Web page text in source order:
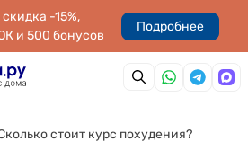
-15%,
и 500 бонусов
Подробнее
стоит курс похудения?